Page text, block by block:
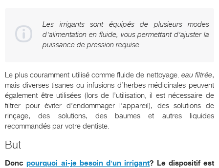
Les irrigants sont équipés de plusieurs modes
d'alimentation en fluide, vous permettant d'ajuster la
puissance de pression requise.
Le plus couramment utilisé comme fluide de nettoyage. eau filtrée,
mais diverses tisanes ou infusions d’herbes médicinales peuvent
également être utilisées (lors de l’utilisation, il est nécessaire de
filtrer pour éviter d’endommager l’appareil), des solutions de
rinçage, des solutions, des baumes et autres liquides
recommandés par votre dentiste.
But
Doncpourquoi ai-je besoin d'un irrigant? Le dispositif est